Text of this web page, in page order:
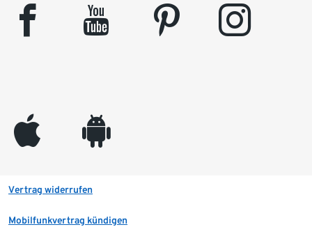
facebook youtube pinterest instagram
appleinc android
Vertrag widerrufen
Mobilfunkvertrag kündigen